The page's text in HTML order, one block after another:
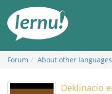
the
content
Forum About other languages
Deklinacio